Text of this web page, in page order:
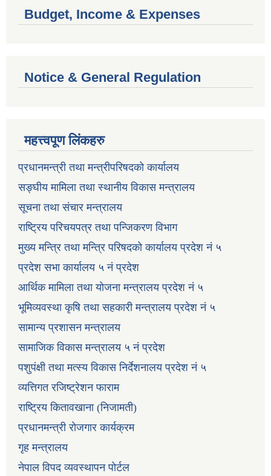
Budget, Income & Expenses
Notice & General Regulation
महत्त्वपूण लिंकहरु
प्रधानमन्त्री तथा मन्त्रीपरिषदको कार्यालय
सङ्घीय मामिला तथा स्थानीय विकास मन्त्रालय
सूचना तथा संचार मन्त्रालय
राष्ट्रिय परिचयपत्र तथा पन्जिकरण विभाग
मुख्य मन्त्रि तथा मन्त्रि परिषदको कार्यालय प्रदेश नं ५
प्रदेश सभा कार्यालय ५ नं प्रदेश
आर्थिक मामिला तथा योजना मन्त्रालय प्रदेश नं ५
भूमिव्यवस्था कृषि तथा सहकारी मन्त्रालय प्रदेश नं ५
सामान्य प्रशासन मन्त्रालय
सामाजिक विकास मन्त्रालय ५ नं प्रदेश
पशुपंक्षी तथा मत्स्य विकास निर्देशनालय प्रदेश नं ५
व्यत्तिगत रजिष्ट्रेशन फाराम
राष्ट्रिय कितावखाना (निजामती)
प्रधानमन्त्री रोजगार कार्यक्रम
गृह मन्त्रालय
नेपाल विपद व्यवस्थापन पोर्टल